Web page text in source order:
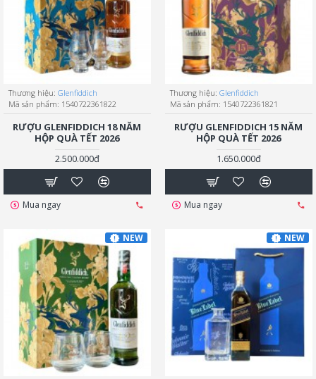
Thương hiệu: Glenfiddich
Mã sản phẩm: 1540722361822
RƯỢU GLENFIDDICH 18 NĂM
HỘP QUÀ TẾT 2026
2.500.000đ
Mua ngay
Thương hiệu: Glenfiddich
Mã sản phẩm: 1540722361821
RƯỢU GLENFIDDICH 15 NĂM
HỘP QUÀ TẾT 2026
1.650.000đ
Mua ngay
NEW NEW